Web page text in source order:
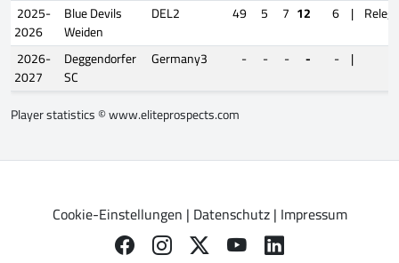
2025-
2026
Blue Devils
Weiden
DEL2 49 5 7 12 6 |
2026-
2027
Deggendorfer
SC
Germany3 - - - - - |
Player statistics ©www.eliteprospects.com
Cookie-Einstellungen | Datenschutz| Impressum